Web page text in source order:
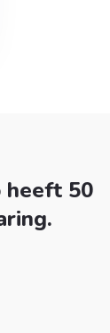
heeft 50